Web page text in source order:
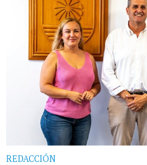
REDACCIÓN